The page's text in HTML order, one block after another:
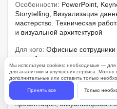
Особенности: PowerPoint,
Storytelling, Визуализация
мастерство. Техническая
и визуальной архитектурой
Для кого: Офисные сотрудники
потребностью в
данных для оперативной
коммуникаций
Результат:Pitch deck,
презентация,
Мы используем cookies: необходимые —
для аналитики и улучшения сервиса. Можно
дополнительные или оставить только
Принять все Только